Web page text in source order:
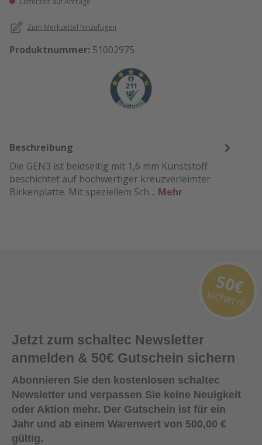
Zum Merkzettel hinzufügen
Produktnummer: 51002975
Beschreibung
Die GEN3 ist beidseitig mit 1,6 mm Kunststoff
beschichtet auf hochwertiger kreuzverleimter
Birkenplatte. Mit speziellem Sch… Mehr
Jetzt zum schaltec Newsletter
anmelden & 50€ Gutschein sichern
Abonnieren Sie den kostenlosen schaltec
Newsletter und verpassen Sie keine Neuigkeit
oder Aktion mehr. Der Gutschein ist für ein
Jahr und ab einem Warenwert von 500,00 €
gültig.
50€
sichern!